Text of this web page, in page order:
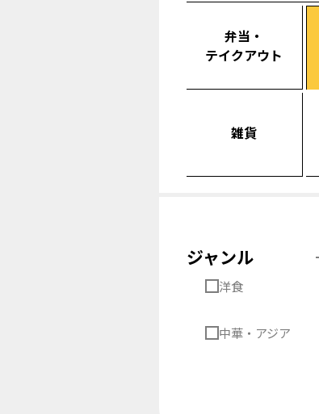
弁当・
テイクアウト
雑貨
ジャンル
洋食
中華・アジア